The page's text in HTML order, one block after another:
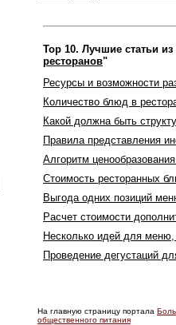
Top 10. Лучшие статьи из
ресторанов"
Ресурсы и возможности
Количество блюд в
Какой должна быть
Правила представления
Алгоритм
Стоимость ресторанных
Выгода одних позиций
Расчет стоимости
Несколько идей для
Проведение дегустаций
На главную страницу портала
общественного питания